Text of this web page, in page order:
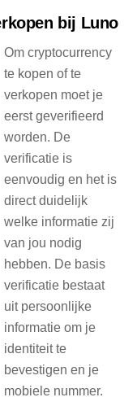
bij Luno
Om cryptocurrency
te kopen of te
verkopen moet je
eerst geverifieerd
worden. De
verificatie is
eenvoudig en het is
direct duidelijk
welke informatie zij
van jou nodig
hebben. De basis
verificatie bestaat
uit persoonlijke
informatie om je
identiteit te
bevestigen en je
mobiele nummer.